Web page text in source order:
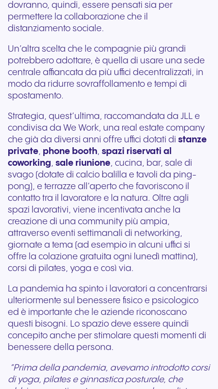
dovranno, quindi, essere pensati sia per
permettere la collaborazione che il
distanziamento sociale.
Un’altra scelta che le compagnie più grandi
potrebbero adottare, è quella di usare una sede
centrale affiancata da più uffici decentralizzati, in
modo da ridurre sovraffollamento e tempi di
spostamento.
Strategia, quest’ultima, raccomandata da JLL e
condivisa da We Work, una real estate company
che già da diversi anni offre uffici dotati di stanze
private, phone booth, spazi riservati al
coworking, sale riunione, cucina, bar, sale di
svago (dotate di calcio balilla e tavoli da ping-
pong), e terrazze all’aperto che favoriscono il
contatto tra il lavoratore e la natura. Oltre agli
spazi lavorativi, viene incentivata anche la
creazione di una community più ampia,
attraverso eventi settimanali di networking,
giornate a tema (ad esempio in alcuni uffici si
offre la colazione gratuita ogni lunedì mattina),
corsi di pilates, yoga e così via.
La pandemia ha spinto i lavoratori a concentrarsi
ulteriormente sul benessere fisico e psicologico
ed è importante che le aziende riconoscano
questi bisogni. Lo spazio deve essere quindi
concepito anche per stimolare questi momenti di
benessere della persona.
“Prima della pandemia, avevamo introdotto corsi
di yoga, pilates e ginnastica posturale, che